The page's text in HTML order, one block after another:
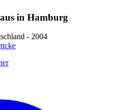
in Hamburg
- 2004